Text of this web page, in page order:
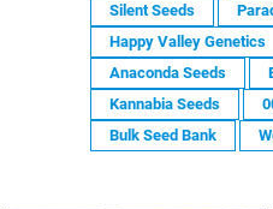
Silent Seeds
Happy Valley Genetics
Anaconda Seeds
Kannabia Seeds
Bulk Seed Bank